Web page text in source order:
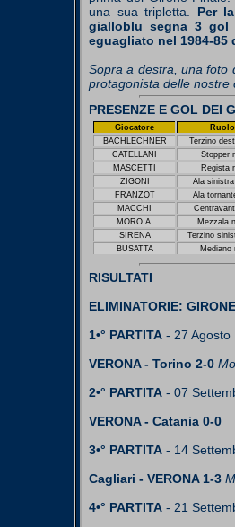
una sua tripletta. Per
gialloblu segna 3
eguagliato nel 1984-85
Sopra a destra, una foto
protagonista delle nostre
PRESENZE E GOL DEI
Giocatore
Ruolo
BACHLECHNER
Terzino
CATELLANI
Stopper
MASCETTI
Regista
ZIGONI
Ala sinistra
FRANZOT
Ala
MACCHI
MORO A.
Mezzala
SIRENA
Terzino
BUSATTA
Mediano
RISULTATI
ELIMINATORIE:
1•° PARTITA - 27 Agosto
VERONA - Torino 2-0
2•° PARTITA - 07
VERONA - Catania 0-0
3•° PARTITA - 14
Cagliari - VERONA 1-3
4•° PARTITA - 21